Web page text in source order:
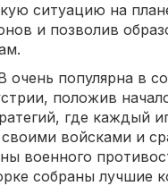
ситуацию на
и позволив
очень популярна в
положив
где каждый
войсками и
военного
собраны лучшие